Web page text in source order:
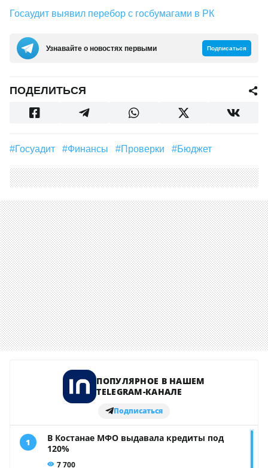
Госаудит выявил перебор с госбумагами в РК
Узнавайте о новостях первыми Подписаться
ПОДЕЛИТЬСЯ
#госуадит #финансы #проверки #Бюджет